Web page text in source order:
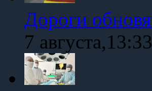
Дороги
7 августа,13:33